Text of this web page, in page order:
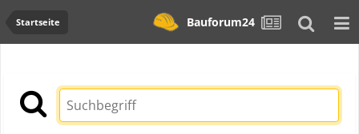
Startseite Bauforum24